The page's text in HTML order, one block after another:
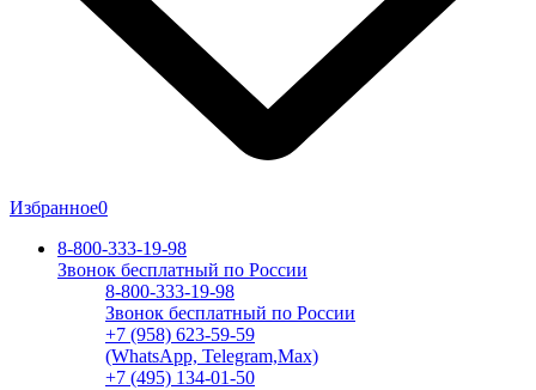
Избранное0
8-800-333-19-98
Звонок бесплатный по России
8-800-333-19-98
Звонок бесплатный по России
+7 (958) 623-59-59
(WhatsApp, Telegram,Max)
+7 (495) 134-01-50